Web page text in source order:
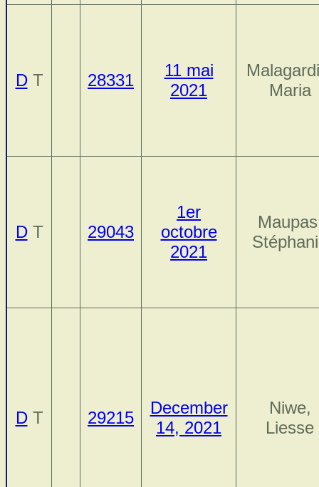
DT 28331
11 mai
2021
Maria
DT 29043
1er
octobre
2021
DT 29215
December
14, 2021
Niwe,
Liesse